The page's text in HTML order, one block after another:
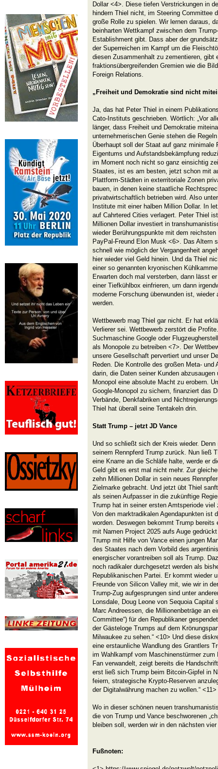
Dollar <4>. Diese tiefen Verstrickungen in
hindern Thiel nicht, im Steering Committee
große Rolle zu spielen. Wir lernen daraus,
beinharten Wettkampf zwischen dem
Establishment gibt. Dass aber der
der Superreichen im Kampf um die
diesen Zusammenhalt zu zementieren, gibt
fraktionsübergreifenden Gremien wie die
Foreign Relations.
„Freiheit und Demokratie sind nicht
Ja, das hat Peter Thiel in einem
Cato-Instituts geschrieben. Wörtlich: „Vor
länger, dass Freiheit und Demokratie
unternehmerischen Genie stehen die
Überhaupt soll der Staat auf ganz minimale
Eigentums und Aufstandsbekämpfung
im Moment noch nicht so ganz einsichtig
Staates, ist es am besten, jetzt schon mit
Plattform-Städten in exterritoriale Zonen
bauen, in denen keine staatliche
privatwirtschaftlich betrieben wird. Also
Institute mit einer halben Million Dollar. In
auf Cahrtered Cities verlagert. Peter Thiel
Millionen Dollar investiert in
wieder Berührungspunkte mit dem
PayPal-Freund Elon Musk <6>. Das Altern
schnell wie möglich der Vergangenheit
hier wieder viel Geld hinein. Und da Thiel
einer so genannten kryonischen
Erwarten doch mal versterben, dann lässt
einer Tiefkühlbox einfrieren, um dann
moderne Forschung überwunden ist,
werden.
Wettbewerb mag Thiel gar nicht. Er hat
Verlierer sei. Wettbewerb zerstört die
Suchmaschine Google oder
als Monopole zu betreiben <7>. Der
unsere Gesellschaft pervertiert und unser
Reden. Die Kontrolle des großen Meta- und
darin, die Daten seiner Kunden
Monopol eine absolute Macht zu erobern.
Google-Monopol zu sichern, finanziert das
Verbände, Denkfabriken und
Thiel hat überall seine Tentakeln drin.
Statt Trump – jetzt JD Vance
Und so schließt sich der Kreis wieder.
seinem Rennpferd Trump zurück. Nun ließ
eine Knarre an die Schläfe halte, werde er
Geld gibt es erst mal nicht mehr. Zur
zehn Millionen Dollar in sein neues
Zielmarke gebracht. Und jetzt übt Thiel
als seinen Aufpasser in die zukünftige
Trump hat in seiner ersten Amtsperiode
Von den marktradikalen Agendapunkten ist
worden. Deswegen bekommt Trump bereits
mit Namen Project 2025 aufs Auge
Trump mit Hilfe von Vance einen jungen
des Staates nach dem Vorbild des
energischer vorantreiben soll als Trump.
noch radikaler durchgesetzt werden als
Republikanischen Partei. Er kommt wieder
Freunde von Silicon Valley mit, wie wir in
Trump-Zug aufgesprungen sind unter
Lonsdale, Doug Leone von Sequoia Capital
Marc Andreessen, die Millionenbeträge an
Committee“) für den Republikaner
der Gästeloge Trumps auf dem
Milwaukee zu sehen.“ <10> Und diese
eine erstaunliche Wandlung des Grantlers
im Wahlkampf vom Maschinenstürmer
Fan verwandelt, zeigt bereits die
erst ließ sich Trump beim Bitcoin-Gipfel in
feiern, strategische Krypto-Reserven
der Digitalwährung machen zu wollen.“ <11>
Wo in dieser schönen neuen
die von Trump und Vance beschworenen
bleiben soll, werden wir in den nächsten
Fußnoten: